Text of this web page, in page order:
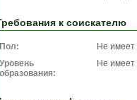
к соискателю
Пол:
Не имеет
Уровень
образования:
Не имеет